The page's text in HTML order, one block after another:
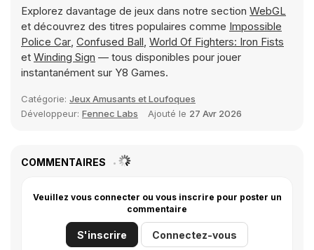
Explorez davantage de jeux dans notre section WebGL
et découvrez des titres populaires comme Impossible
Police Car, Confused Ball, World Of Fighters: Iron Fists
et Winding Sign — tous disponibles pour jouer
instantanément sur Y8 Games.
Catégorie: Jeux Amusants et Loufoques
Développeur: Fennec Labs Ajouté le 27 Avr 2026
COMMENTAIRES
Veuillez vous connecter ou vous inscrire pour poster un
commentaire
S'inscrire Connectez-vous